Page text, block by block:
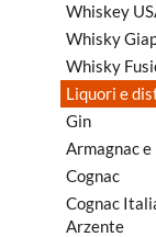
Whiskey
Whisky
Whisky
Liquori e
Gin
Armagnac
Cognac
Cognac
Arzente